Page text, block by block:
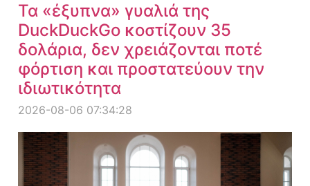
Τα «έξυπνα» γυαλιά της
DuckDuckGo κοστίζουν 35
δολάρια, δεν χρειάζονται ποτέ
φόρτιση και προστατεύουν την
ιδιωτικότητα
2026-08-06 07:34:28